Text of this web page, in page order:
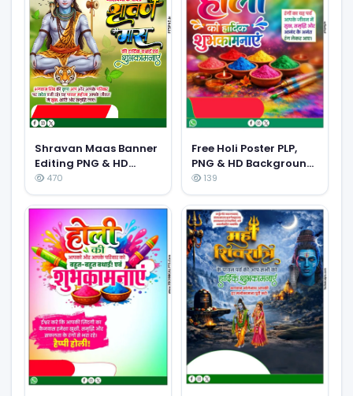
Shravan Maas Banner
Editing PNG & HD
Background Images –
Sawan Month Special
Editing Material
470
Free Holi Poster PLP,
PNG & HD Background
Download
139